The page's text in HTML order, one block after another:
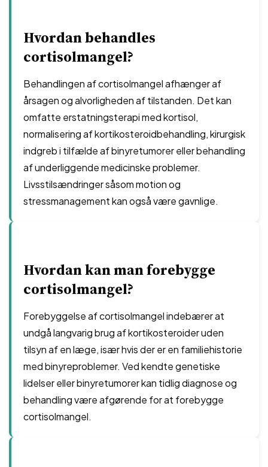
Hvordan behandles
cortisolmangel?
Behandlingen af ​​cortisolmangel afhænger af
årsagen og alvorligheden af tilstanden. Det kan
omfatte erstatningsterapi med kortisol,
normalisering af kortikosteroidbehandling, kirurgisk
indgreb i tilfælde af binyretumorer eller behandling
af underliggende medicinske problemer.
Livsstilsændringer såsom motion og
stressmanagement kan også være gavnlige.
Hvordan kan man forebygge
cortisolmangel?
Forebyggelse af cortisolmangel indebærer at
undgå langvarig brug af kortikosteroider uden
tilsyn af en læge, især hvis der er en familiehistorie
med binyreproblemer. Ved kendte genetiske
lidelser eller binyretumorer kan tidlig diagnose og
behandling være afgørende for at forebygge
cortisolmangel.